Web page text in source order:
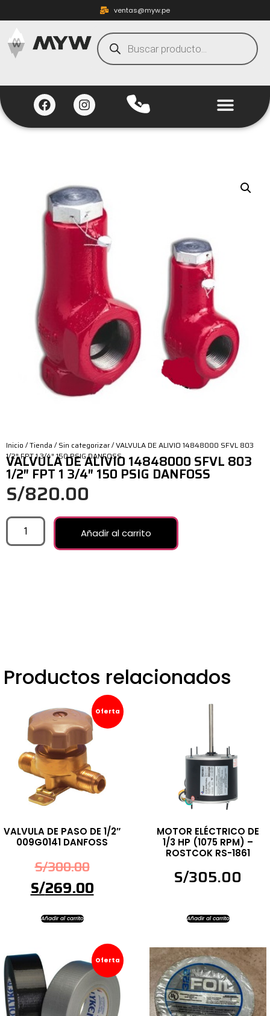
ventas@myw.pe
Inicio /Tienda /Sin categorizar/ VALVULA DE ALIVIO 14848000 SFVL 803
1/2″ FPT 1 3/4″ 150 PSIG DANFOSS
VALVULA DE ALIVIO 14848000 SFVL 803
1/2″ FPT 1 3/4″ 150 PSIG DANFOSS
S/820.00
Añadir al carrito
Productos relacionados
Oferta
VALVULA DE PASO DE 1/2″
009G0141 DANFOSS
S/300.00
S/269.00
Añadir al carrito
MOTOR ELÉCTRICO DE
1/3 HP (1075 RPM) –
ROSTCOK RS-1861
S/305.00
Añadir al carrito
Oferta